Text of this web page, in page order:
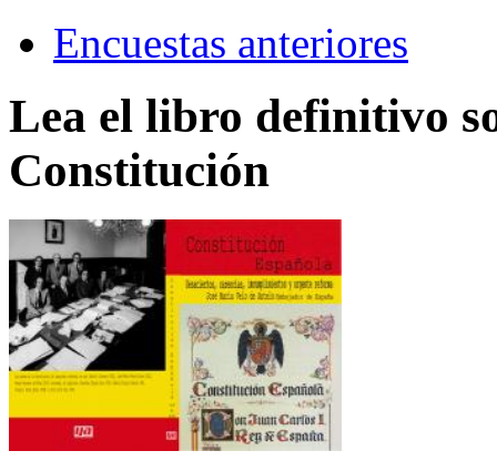
Encuestas anteriores
Lea el libro definitivo
Constitución